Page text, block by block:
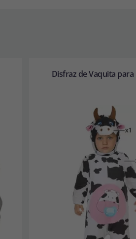
Disfraz de Vaquita para